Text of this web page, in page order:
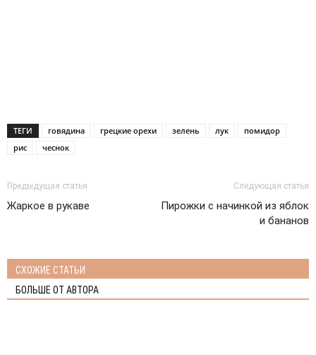
ТЕГИ говядина грецкие орехи зелень лук
помидор
рис
чеснок
Предыдущая статья
Жаркое в рукаве
Следующая статья
Пирожки с начинкой из яблок
и бананов
СХОЖИЕ СТАТЬИ
БОЛЬШЕ ОТ АВТОРА